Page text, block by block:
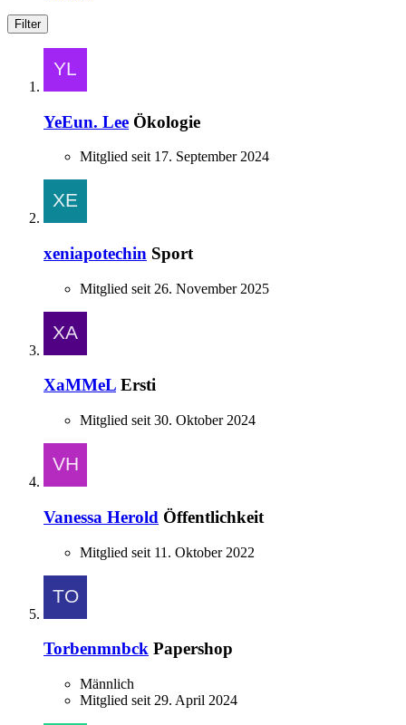
Filter
YeEun. Lee Ökologie
Mitglied seit 17. September 2024
xeniapotechin Sport
Mitglied seit 26. November 2025
XaMMeL Ersti
Mitglied seit 30. Oktober 2024
Vanessa Herold Öffentlichkeit
Mitglied seit 11. Oktober 2022
Torbenmnbck Papershop
Männlich
Mitglied seit 29. April 2024